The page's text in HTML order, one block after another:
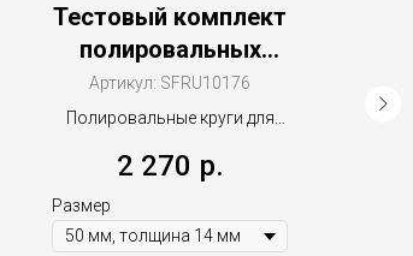
Тестовый комплект
полировальных
кругов RT/V1, V2, V3,
V4
Артикул: SFRU10176
Полировальные круги для
машин
2 270 р.
Размер